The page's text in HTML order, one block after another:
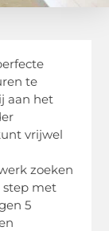
te
aan het
vrijwel
zoeken
step met
5